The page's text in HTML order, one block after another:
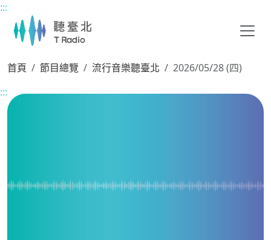
主要內容區塊
:::
首頁 節目總覽 流行音樂聽臺北
2026/05/28 (四)
:::